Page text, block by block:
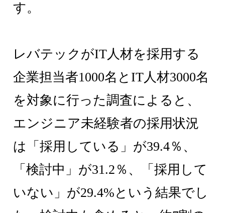
す。
レバテックがIT人材を採用する
企業担当者1000名とIT人材3000名
を対象に行った調査によると、
エンジニア未経験者の採用状況
は「採用している」が39.4％、
「検討中」が31.2％、「採用して
いない」が29.4%という結果でし